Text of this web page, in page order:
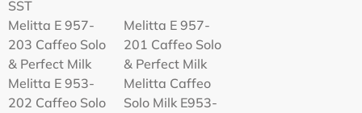
SST
Melitta E 957-
203 Caffeo Solo
& Perfect Milk
Melitta E 957-
201 Caffeo Solo
& Perfect Milk
Melitta Е 953-
202 Caffeo Solo
Melitta Caffeo
Solo Milk E953-